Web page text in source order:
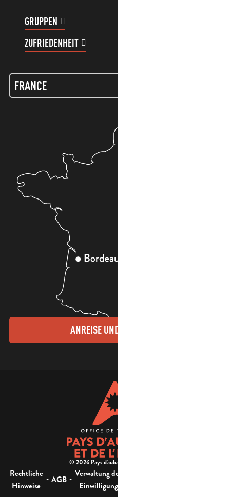
GRUPPEN
ZUFRIEDENHEIT
ANREISE UND KONTAKTE
© 2026 Pays d'aubagne et de l'étoile -
Rechtliche
Hinweise
- AGB - Verwaltung der
Einwilligung